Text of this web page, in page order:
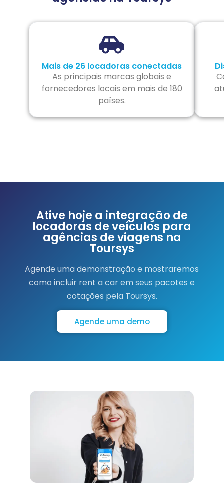
Mais de 26 locadoras conectadas
As principais marcas globais e
fornecedores locais em mais de 180
países.
Ative hoje a integração de
locadoras de veículos para
agências de viagens na
Toursys
Agende uma demonstração e mostraremos
como incluir rent a car em seus pacotes e
cotações pela Toursys.
Agende uma demo